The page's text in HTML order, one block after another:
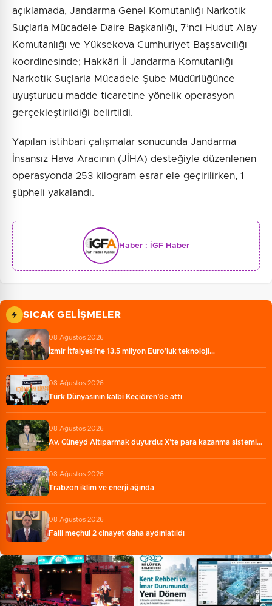
açıklamada, Jandarma Genel Komutanlığı Narkotik
Suçlarla Mücadele Daire Başkanlığı, 7’nci Hudut Alay
Komutanlığı ve Yüksekova Cumhuriyet Başsavcılığı
koordinesinde; Hakkâri İl Jandarma Komutanlığı
Narkotik Suçlarla Mücadele Şube Müdürlüğünce
uyuşturucu madde ticaretine yönelik operasyon
gerçekleştirildiği belirtildi.
Yapılan istihbari çalışmalar sonucunda Jandarma
İnsansız Hava Aracının (JİHA) desteğiyle düzenlenen
operasyonda 253 kilogram esrar ele geçirilirken, 1
şüpheli yakalandı.
Haber : İGF Haber
SICAK GELIŞMELER
08 Ağustos 2026
İzmir İtfaiyesi’ne 13,5 milyon Euro’luk teknoloji…
08 Ağustos 2026
Türk Dünyasının kalbi Keçiören’de attı
08 Ağustos 2026
Av. Cüneyd Altıparmak duyurdu: X’te para kazanma sistemi…
08 Ağustos 2026
Trabzon iklim ve enerji ağında
08 Ağustos 2026
Faili meçhul 2 cinayet daha aydınlatıldı